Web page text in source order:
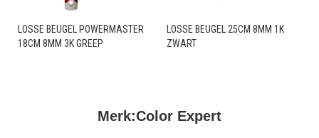
Merk:Color Expert
LOSSE BEUGEL POWERMASTER
18CM 8MM 3K GREEP
LOSSE BEUGEL 25CM 8MM 1K
ZWART